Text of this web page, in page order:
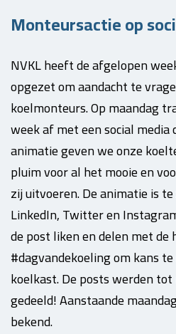
Monteursactie op
NVKL heeft de afgelopen
opgezet om aandacht te
koelmonteurs. Op maandag
week af met een social media
animatie geven we onze
pluim voor al het mooie en
zij uitvoeren. De animatie is
LinkedIn, Twitter en
de post liken en delen met de
#dagvandekoeling om kans
koelkast. De posts werden
gedeeld! Aanstaande
bekend.